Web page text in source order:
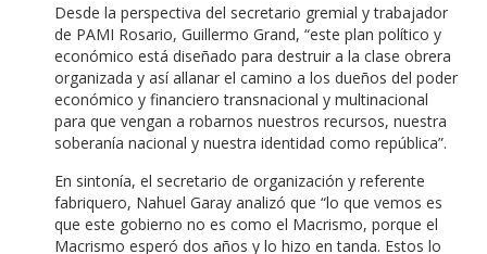
Desde la perspectiva del secretario gremial y trabajador
de PAMI Rosario, Guillermo Grand, “este plan político y
económico está diseñado para destruir a la clase obrera
organizada y así allanar el camino a los dueños del poder
económico y financiero transnacional y multinacional
para que vengan a robarnos nuestros recursos, nuestra
soberanía nacional y nuestra identidad como república”.
En sintonía, el secretario de organización y referente
fabriquero, Nahuel Garay analizó que “lo que vemos es
que este gobierno no es como el Macrismo, porque el
Macrismo esperó dos años y lo hizo en tanda. Estos lo